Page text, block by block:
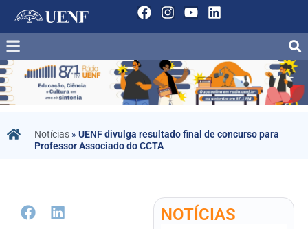
Notícias »UENF divulga resultado final de concurso para
Professor Associado do CCTA
NOTÍCIAS